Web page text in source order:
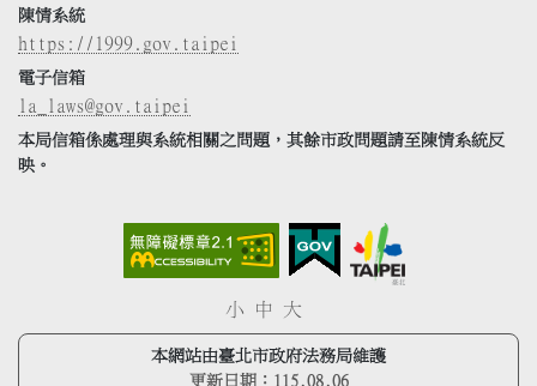
陳情系統
https://1999.gov.taipei
電子信箱
la_laws@gov.taipei
本局信箱係處理與系統相關之問題，其餘市政問題請至陳情系統反
映。
小 中 大
本網站由臺北市政府法務局維護
更新日期： 115.08.06